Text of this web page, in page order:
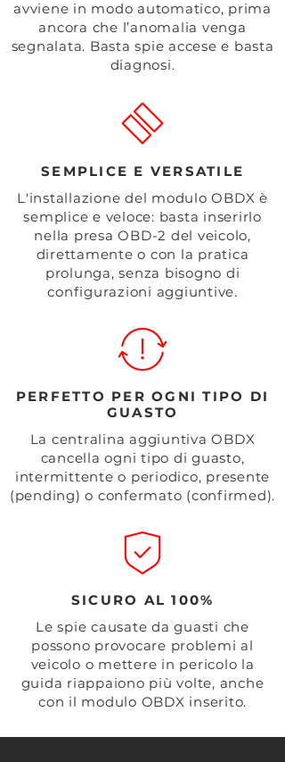
avviene in modo automatico, prima
ancora che l’anomalia venga
segnalata. Basta spie accese e basta
diagnosi.
SEMPLICE E VERSATILE
L'installazione del modulo OBDX è
semplice e veloce: basta inserirlo
nella presa OBD-2 del veicolo,
direttamente o con la pratica
prolunga, senza bisogno di
configurazioni aggiuntive.
PERFETTO PER OGNI TIPO DI
GUASTO
La centralina aggiuntiva OBDX
cancella ogni tipo di guasto,
intermittente o periodico, presente
(pending) o confermato (confirmed).
SICURO AL 100%
Le spie causate da guasti che
possono provocare problemi al
veicolo o mettere in pericolo la
guida riappaiono più volte, anche
con il modulo OBDX inserito.